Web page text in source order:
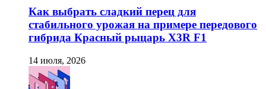
Как выбрать сладкий перец для
стабильного урожая на примере передового
гибрида Красный рыцарь X3R F1
14 июля, 2026